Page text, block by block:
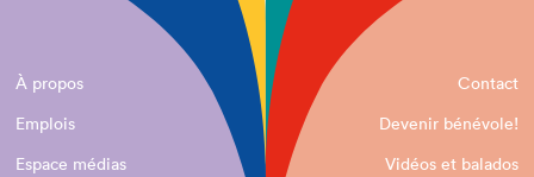
À propos
Contact
Emplois
Devenir bénévole!
Espace médias
Vidéos et balados